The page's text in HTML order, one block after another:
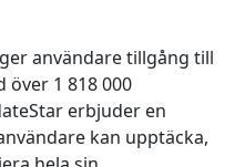
ger användare tillgång till
1 818 000
erbjuder en
kan upptäcka,